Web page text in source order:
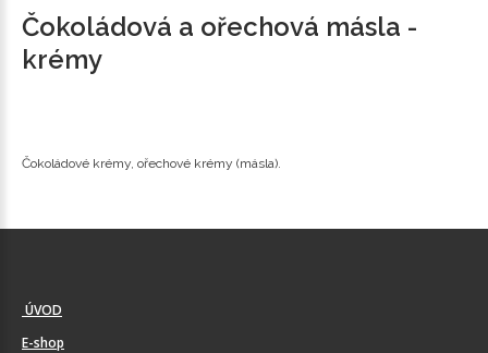
Čokoládová a ořechová másla -
krémy
Čokoládové krémy, ořechové krémy (másla).
ÚVOD
E-shop